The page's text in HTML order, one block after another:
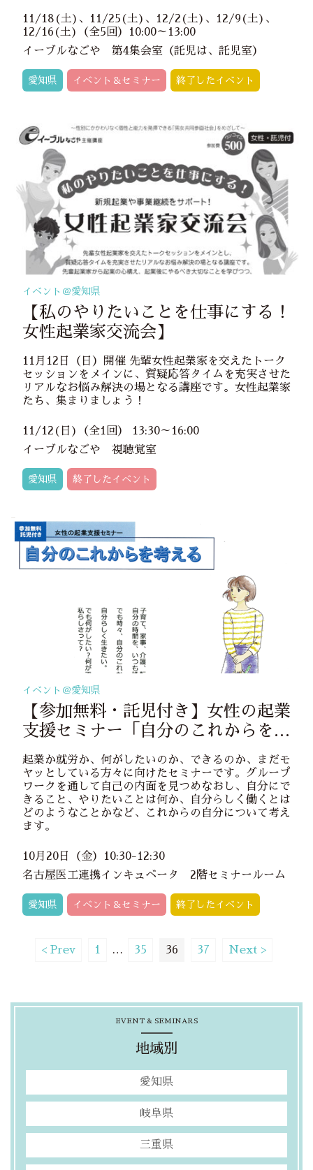
11/18(土)、11/25(土)、12/2(土)、12/9(土)、
12/16(土)（全5回）10:00～13:00
イーブルなごや 第4集会室（託児は、託児室）
愛知県 イベント＆セミナー 終了したイベント
イベント＠愛知県
【私のやりたいことを仕事にする！
女性起業家交流会】
11月12日（日）開催 先輩女性起業家を交えたトーク
セッションをメインに、質疑応答タイムを充実させた
リアルなお悩み解決の場となる講座です。女性起業家
たち、集まりましょう！
11/12(日)（全1回） 13:30～16:00
イーブルなごや 視聴覚室
愛知県 終了したイベント
イベント＠愛知県
【参加無料・託児付き】女性の起業
支援セミナー「自分のこれからを考
える」
起業か就労か、何がしたいのか、できるのか、まだモ
ヤッとしている方々に向けたセミナーです。グループ
ワークを通して自己の内面を見つめなおし、自分にで
きること、やりたいことは何か、自分らしく働くとは
どのようなことかなど、これからの自分について考え
ます。
10月20日（金）10:30-12:30
名古屋医工連携インキュベータ 2階セミナールーム
愛知県 イベント＆セミナー 終了したイベント
< Prev 1 … 35 36 37 Next >
EVENT & SEMINARS
地域別
愛知県
岐阜県
三重県